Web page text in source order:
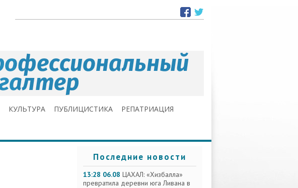
КУЛЬТУРА ПУБЛИЦИСТИКА РЕПАТРИАЦИЯ
Последние новости
13:28 06.08 ЦАХАЛ: «Хизбалла»
превратила деревни юга Ливана в